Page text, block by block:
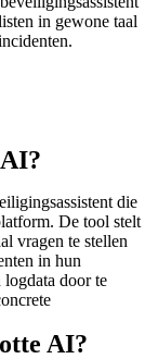
in gewone taal
die
De tool stelt
vragen te stellen
in hun
logdata door te
AI?